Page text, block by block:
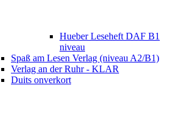
Hueber Leseheft DAF B1
niveau
Spaß am Lesen Verlag (niveau A2/B1)
Verlag an der Ruhr - KLAR
Duits onverkort